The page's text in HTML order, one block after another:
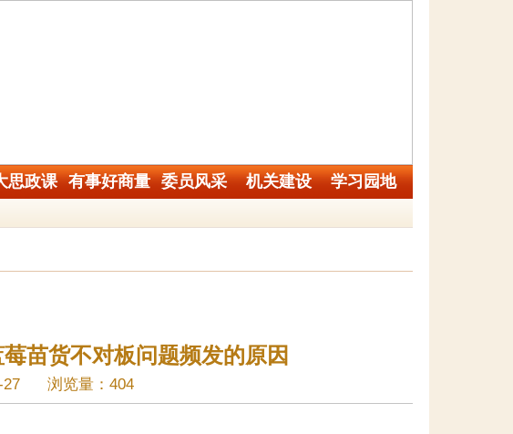
思政课 有事好商量 委员风采 机关建设 学习园地
苗货不对板问题频发的原因
27 浏览量：404